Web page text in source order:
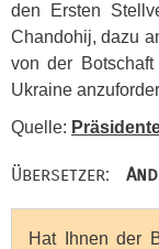
den Ersten
Chandohij, dazu
von der
Ukraine
Quelle:
Übersetzer:
Hat Ihnen der